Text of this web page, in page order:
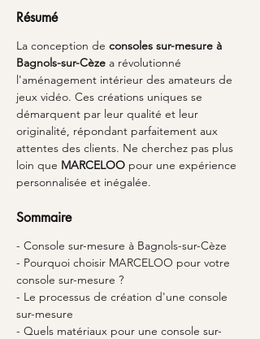
Résumé
La conception de consoles sur-mesure à
Bagnols-sur-Cèze a révolutionné
l'aménagement intérieur des amateurs de
jeux vidéo. Ces créations uniques se
démarquent par leur qualité et leur
originalité, répondant parfaitement aux
attentes des clients. Ne cherchez pas plus
loin que MARCELOO pour une expérience
personnalisée et inégalée.
Sommaire
- Console sur-mesure à Bagnols-sur-Cèze
- Pourquoi choisir MARCELOO pour votre
console sur-mesure ?
- Le processus de création d'une console
sur-mesure
- Quels matériaux pour une console sur-